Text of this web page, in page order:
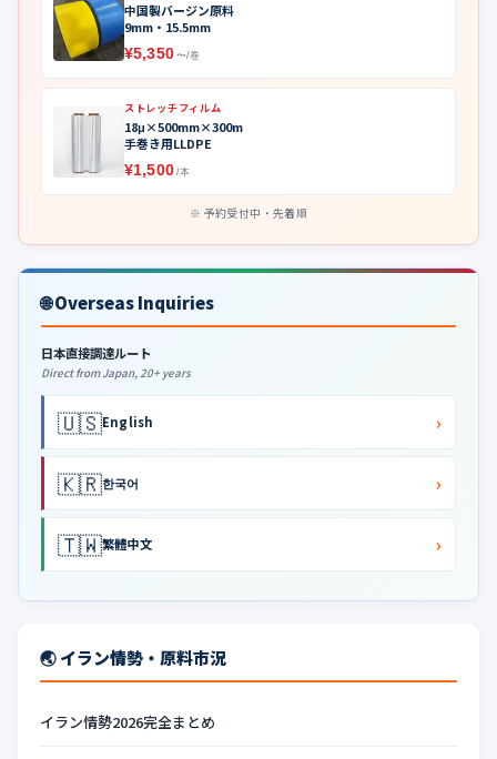
中国製バージン原料
9mm・15.5mm
¥5,350 〜/巻
ストレッチフィルム
18μ×500mm×300m
手巻き用LLDPE
¥1,500 /本
予約受付中・先着順
🌐 Overseas Inquiries
日本直接調達ルート
Direct from Japan, 20+ years
🇺🇸English ›
🇰🇷한국어 ›
🇹🇼繁體中文 ›
🌏 イラン情勢・原料市況
イラン情勢2026完全まとめ